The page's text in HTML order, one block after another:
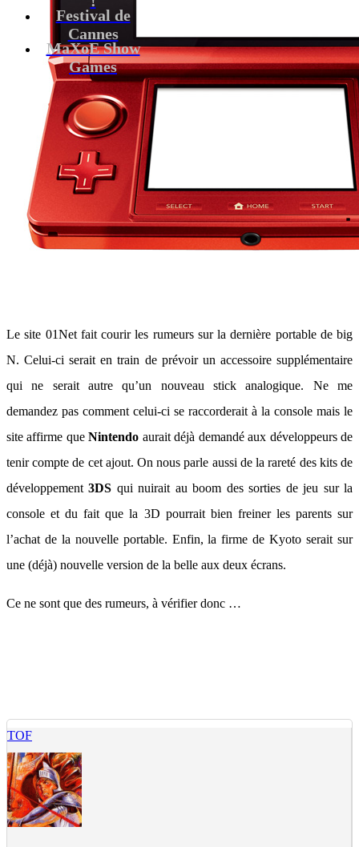
Festival de
Cannes
MaXoE Show
Games
Le site 01Net fait courir les rumeurs sur la dernière portable de big
N. Celui-ci serait en train de prévoir un accessoire supplémentaire
qui ne serait autre qu’un nouveau stick analogique. Ne me
demandez pas comment celui-ci se raccorderait à la console mais le
site affirme queNintendo aurait déjà demandé aux développeurs de
tenir compte de cet ajout. On nous parle aussi de la rareté des kits de
développement3DS qui nuirait au boom des sorties de jeu sur la
console et du fait que la 3D pourrait bien freiner les parents sur
l’achat de la nouvelle portable. Enfin, la firme de Kyoto serait sur
une (déjà) nouvelle version de la belle aux deux écrans.
Ce ne sont que des rumeurs, à vérifier donc …
TOF